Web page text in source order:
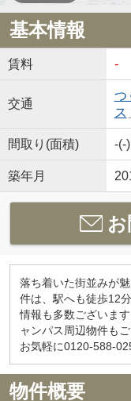
基本情報
賃料 -
交通
つ
ス
間取り(面積) -(-)
築年月
落ち着いた街並みが
件は、駅へも徒歩12
情報も多数ございま
ャンパス周辺物件も
お気軽に0120-588-
物件概要